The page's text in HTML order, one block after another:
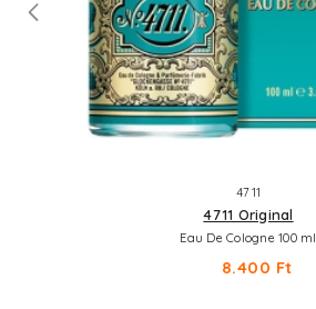
4711
4711 Original
Eau De Cologne 100 ml
8.400 Ft